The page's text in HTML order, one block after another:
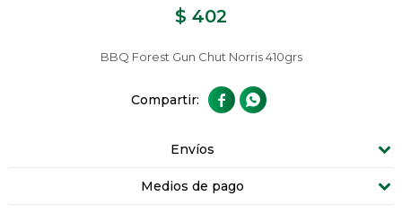
$ 402
BBQ Forest Gun Chut Norris 410grs
 
Envíos
Medios de pago